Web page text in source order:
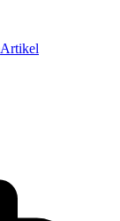
Artikel